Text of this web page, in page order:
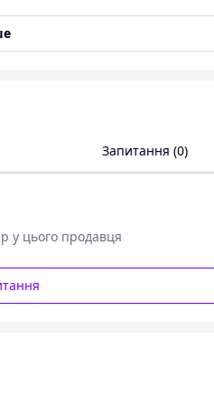
градієнти та переходи
кінчик пензлика можна легко
пензель для тонких,
Brushpen можна
“Royal Talens”,
Запитання (0)
у цього продавця